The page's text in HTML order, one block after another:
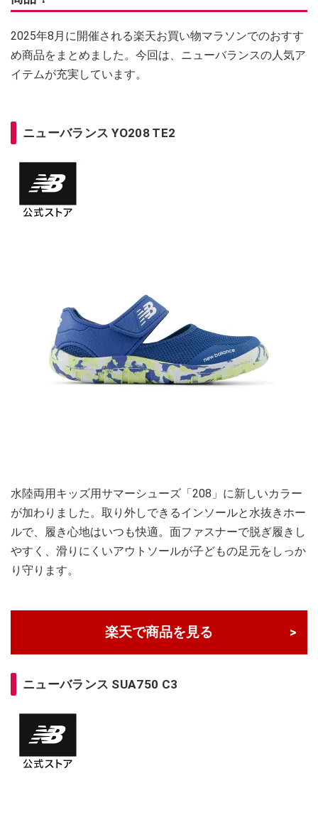
2025年8月に開催される楽天お買い物マラソンでのおすす
め商品をまとめました。今回は、ニューバランスの人気ア
イテムが充実しています。
ニューバランス YO208 TE2
水陸両用キッズ用サマーシューズ「208」に新しいカラー
が加わりました。取り外しできるインソールと水抜きホー
ルで、履き心地はいつも快適。面ファスナーで脱ぎ履きし
やすく、滑りにくいアウトソールが子どもの足元をしっか
り守ります。
楽天で商品を見る
ニューバランス SUA750 C3